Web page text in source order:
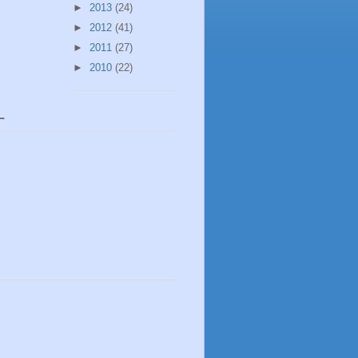
► 2013 (24)
► 2012 (41)
► 2011 (27)
► 2010 (22)